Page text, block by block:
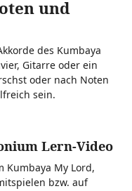
und
des Kumbaya
Gitarre oder ein
oder nach Noten
sein.
Lern-Video
Kumbaya My Lord,
bzw. auf